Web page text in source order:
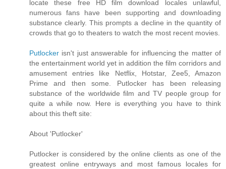
locate these free HD film download locales unlawful,
numerous fans have been supporting and downloading
substance clearly. This prompts a decline in the quantity of
crowds that go to theaters to watch the most recent movies.
Putlocker isn't just answerable for influencing the matter of
the entertainment world yet in addition the film corridors and
amusement entries like Netflix, Hotstar, Zee5, Amazon
Prime and then some. Putlocker has been releasing
substance of the worldwide film and TV people group for
quite a while now. Here is everything you have to think
about this theft site:
About 'Putlocker'
Putlocker is considered by the online clients as one of the
greatest online entryways and most famous locales for